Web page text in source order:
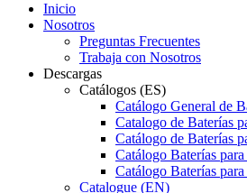
Inicio
Nosotros
Preguntas Frecuentes
Trabaja con Nosotros
Descargas
Catálogos (ES)
Catálogo General de
Catalogo de Baterías
Catálogo de Baterías
Catálogo Baterías
Catálogo Baterías
Catalogue (EN)